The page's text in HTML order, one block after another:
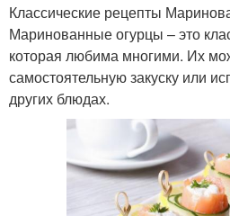
Классические рецепты
Маринованные огурцы – это
которая любима многими. Их
самостоятельную закуску или
других блюдах.